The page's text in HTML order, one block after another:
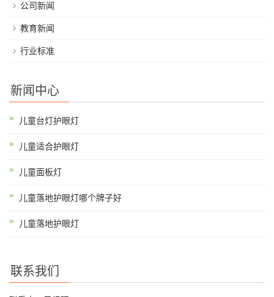
公司新闻
教育新闻
行业标准
新闻中心
儿童台灯护眼灯
儿童适合护眼灯
儿童面板灯
儿童落地护眼灯哪个牌子好
儿童落地护眼灯
联系我们